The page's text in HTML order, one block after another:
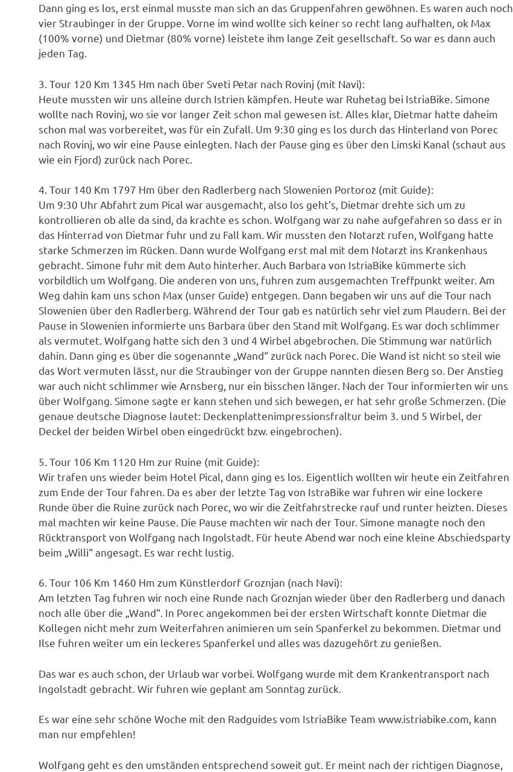
Dann ging es los, erst einmal musste man sich an das Gruppenfahren gewöhnen. Es waren auch noch
vier Straubinger in der Gruppe. Vorne im wind wollte sich keiner so recht lang aufhalten, ok Max
(100% vorne) und Dietmar (80% vorne) leistete ihm lange Zeit gesellschaft. So war es dann auch
jeden Tag.
3. Tour 120 Km 1345 Hm nach über Sveti Petar nach Rovinj (mit Navi):
Heute mussten wir uns alleine durch Istrien kämpfen. Heute war Ruhetag bei IstriaBike. Simone
wollte nach Rovinj, wo sie vor langer Zeit schon mal gewesen ist. Alles klar, Dietmar hatte daheim
schon mal was vorbereitet, was für ein Zufall. Um 9:30 ging es los durch das Hinterland von Porec
nach Rovinj, wo wir eine Pause einlegten. Nach der Pause ging es über den Limski Kanal (schaut aus
wie ein Fjord) zurück nach Porec.
4. Tour 140 Km 1797 Hm über den Radlerberg nach Slowenien Portoroz (mit Guide):
Um 9:30 Uhr Abfahrt zum Pical war ausgemacht, also los geht’s, Dietmar drehte sich um zu
kontrollieren ob alle da sind, da krachte es schon. Wolfgang war zu nahe aufgefahren so dass er in
das Hinterrad von Dietmar fuhr und zu Fall kam. Wir mussten den Notarzt rufen, Wolfgang hatte
starke Schmerzen im Rücken. Dann wurde Wolfgang erst mal mit dem Notarzt ins Krankenhaus
gebracht. Simone fuhr mit dem Auto hinterher. Auch Barbara von IstriaBike kümmerte sich
vorbildlich um Wolfgang. Die anderen von uns, fuhren zum ausgemachten Treffpunkt weiter. Am
Weg dahin kam uns schon Max (unser Guide) entgegen. Dann begaben wir uns auf die Tour nach
Slowenien über den Radlerberg. Während der Tour gab es natürlich sehr viel zum Plaudern. Bei der
Pause in Slowenien informierte uns Barbara über den Stand mit Wolfgang. Es war doch schlimmer
als vermutet. Wolfgang hatte sich den 3 und 4 Wirbel abgebrochen. Die Stimmung war natürlich
dahin. Dann ging es über die sogenannte „Wand“ zurück nach Porec. Die Wand ist nicht so steil wie
das Wort vermuten lässt, nur die Straubinger von der Gruppe nannten diesen Berg so. Der Anstieg
war auch nicht schlimmer wie Arnsberg, nur ein bisschen länger. Nach der Tour informierten wir uns
über Wolfgang. Simone sagte er kann stehen und sich bewegen, er hat sehr große Schmerzen. (Die
genaue deutsche Diagnose lautet: Deckenplattenimpressionsfraltur beim 3. und 5 Wirbel, der
Deckel der beiden Wirbel oben eingedrückt bzw. eingebrochen).
5. Tour 106 Km 1120 Hm zur Ruine (mit Guide):
Wir trafen uns wieder beim Hotel Pical, dann ging es los. Eigentlich wollten wir heute ein Zeitfahren
zum Ende der Tour fahren. Da es aber der letzte Tag von IstraBike war fuhren wir eine lockere
Runde über die Ruine zurück nach Porec, wo wir die Zeitfahrstrecke rauf und runter heizten. Dieses
mal machten wir keine Pause. Die Pause machten wir nach der Tour. Simone managte noch den
Rücktransport von Wolfgang nach Ingolstadt. Für heute Abend war noch eine kleine Abschiedsparty
beim „Willi“ angesagt. Es war recht lustig.
6. Tour 106 Km 1460 Hm zum Künstlerdorf Groznjan (nach Navi):
Am letzten Tag fuhren wir noch eine Runde nach Groznjan wieder über den Radlerberg und danach
noch alle über die „Wand“. In Porec angekommen bei der ersten Wirtschaft konnte Dietmar die
Kollegen nicht mehr zum Weiterfahren animieren um sein Spanferkel zu bekommen. Dietmar und
Ilse fuhren weiter um ein leckeres Spanferkel und alles was dazugehört zu genießen.
Das war es auch schon, der Urlaub war vorbei. Wolfgang wurde mit dem Krankentransport nach
Ingolstadt gebracht. Wir fuhren wie geplant am Sonntag zurück.
Es war eine sehr schöne Woche mit den Radguides vom IstriaBike Team www.istriabike.com, kann
man nur empfehlen!
Wolfgang geht es den umständen entsprechend soweit gut. Er meint nach der richtigen Diagnose,